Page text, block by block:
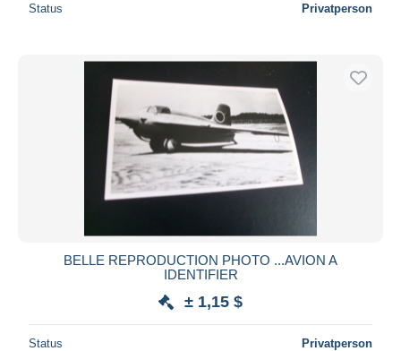
Status Privatperson
BELLE REPRODUCTION PHOTO ...AVION A
IDENTIFIER
± 1,15 $
Status Privatperson